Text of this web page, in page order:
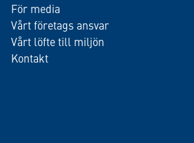
För media
Vårt företags ansvar
Vårt löfte till miljön
Kontakt